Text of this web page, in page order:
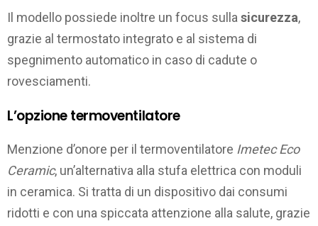
Il modello possiede inoltre un focus sulla sicurezza,
grazie al termostato integrato e al sistema di
spegnimento automatico in caso di cadute o
rovesciamenti.
L’opzione termoventilatore
Menzione d’onore per il termoventilatore Imetec Eco
Ceramic, un’alternativa alla stufa elettrica con moduli
in ceramica. Si tratta di un dispositivo dai consumi
ridotti e con una spiccata attenzione alla salute, grazie